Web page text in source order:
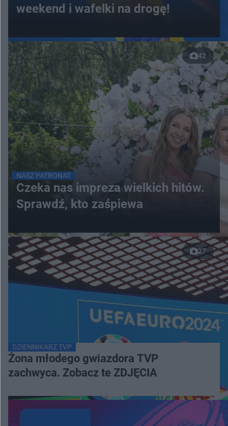
weekend i wafelki na drogę!
42
NASZ PATRONAT
Czeka nas impreza wielkich hitów.
Sprawdź, kto zaśpiewa
27
DZIENNIKARZ TVP
Żona młodego gwiazdora TVP
zachwyca. Zobacz te ZDJĘCIA